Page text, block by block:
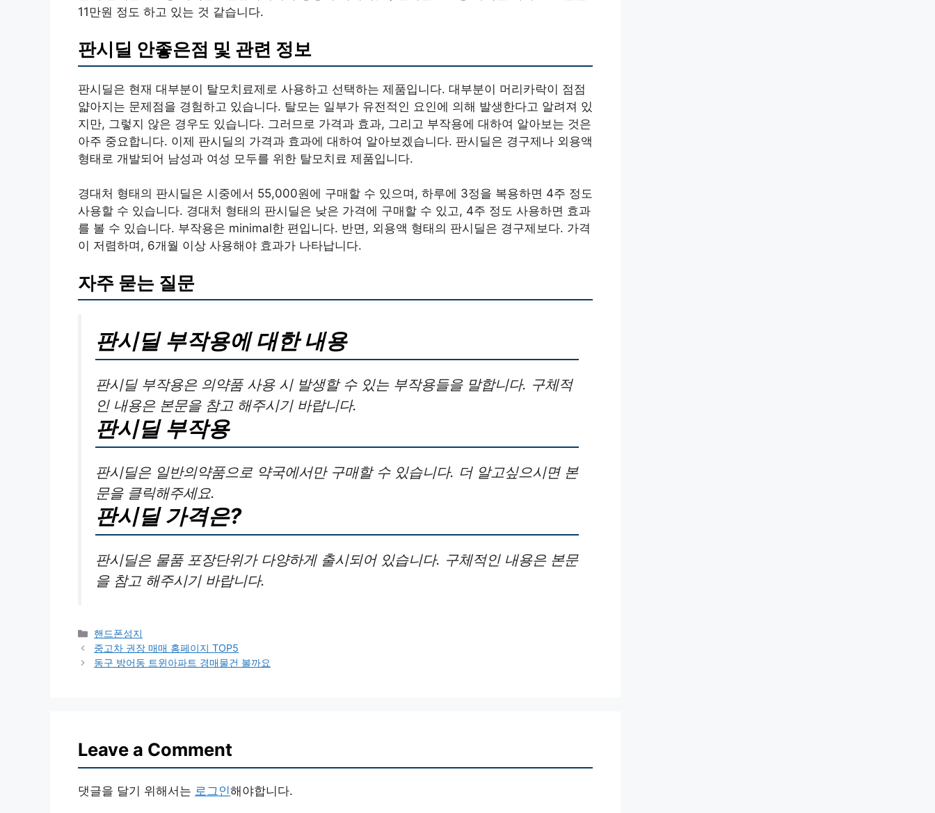
11만원 정도 하고 있는 것 같습니다.
판시딜 안좋은점 및 관련 정보
판시딜은 현재 대부분이 탈모치료제로 사용하고 선택하는 제품입니다. 대부분이 머리카락이 점점
얇아지는 문제점을 경험하고 있습니다. 탈모는 일부가 유전적인 요인에 의해 발생한다고 알려져 있
지만, 그렇지 않은 경우도 있습니다. 그러므로 가격과 효과, 그리고 부작용에 대하여 알아보는 것은
아주 중요합니다. 이제 판시딜의 가격과 효과에 대하여 알아보겠습니다. 판시딜은 경구제나 외용액
형태로 개발되어 남성과 여성 모두를 위한 탈모치료 제품입니다.
경대처 형태의 판시딜은 시중에서 55,000원에 구매할 수 있으며, 하루에 3정을 복용하면 4주 정도
사용할 수 있습니다. 경대처 형태의 판시딜은 낮은 가격에 구매할 수 있고, 4주 정도 사용하면 효과
를 볼 수 있습니다. 부작용은 minimal한 편입니다. 반면, 외용액 형태의 판시딜은 경구제보다. 가격
이 저렴하며, 6개월 이상 사용해야 효과가 나타납니다.
자주 묻는 질문
판시딜 부작용에 대한 내용
판시딜 부작용은 의약품 사용 시 발생할 수 있는 부작용들을 말합니다. 구체적
인 내용은 본문을 참고 해주시기 바랍니다.
판시딜 부작용
판시딜은 일반의약품으로 약국에서만 구매할 수 있습니다. 더 알고싶으시면 본
문을 클릭해주세요.
판시딜 가격은?
판시딜은 물품 포장단위가 다양하게 출시되어 있습니다. 구체적인 내용은 본문
을 참고 해주시기 바랍니다.
Categories
핸드폰성지
중고차 권장 매매 홈페이지 TOP5
동구 방어동 트윈아파트 경매물건 볼까요
Leave a Comment
댓글을 달기 위해서는 로그인해야합니다.